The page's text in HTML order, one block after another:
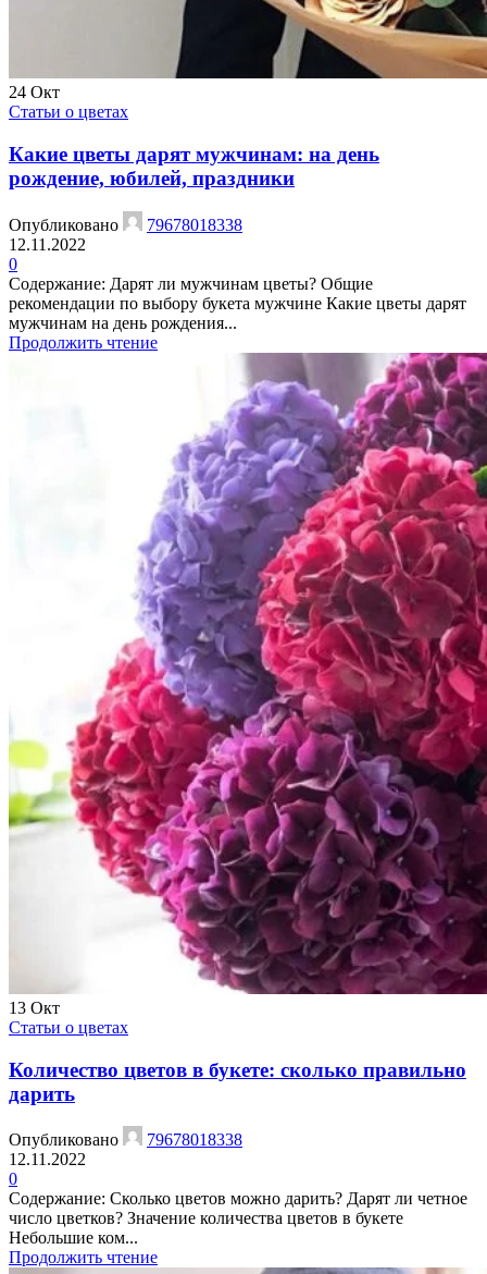
24 Окт
Статьи о цветах
Какие цветы дарят мужчинам: на день
рождение, юбилей, праздники
Опубликовано
79678018338
12.11.2022
0
Содержание: Дарят ли мужчинам цветы? Общие
рекомендации по выбору букета мужчине Какие цветы дарят
мужчинам на день рождения...
Продолжить чтение
13 Окт
Статьи о цветах
Количество цветов в букете: сколько правильно
дарить
Опубликовано
79678018338
12.11.2022
0
Содержание: Сколько цветов можно дарить? Дарят ли четное
число цветков? Значение количества цветов в букете
Небольшие ком...
Продолжить чтение